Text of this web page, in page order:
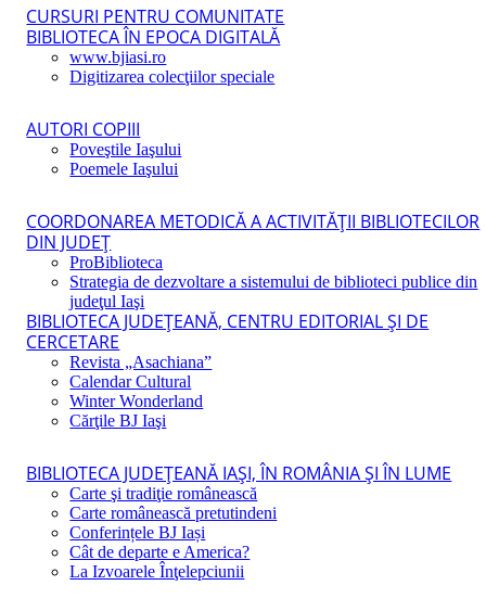
CURSURI PENTRU COMUNITATE
BIBLIOTECA ÎN EPOCA DIGITALĂ
www.bjiasi.ro
Digitizarea colecţiilor speciale
AUTORI COPIII
Poveştile Iaşului
Poemele Iaşului
COORDONAREA METODICĂ A ACTIVITĂŢII BIBLIOTECILOR
DIN JUDEŢ
ProBiblioteca
Strategia de dezvoltare a sistemului de biblioteci publice din
judeţul Iaşi
BIBLIOTECA JUDEŢEANĂ, CENTRU EDITORIAL ŞI DE
CERCETARE
Revista „Asachiana”
Calendar Cultural
Winter Wonderland
Cărţile BJ Iaşi
BIBLIOTECA JUDEŢEANĂ IAŞI, ÎN ROMÂNIA ŞI ÎN LUME
Carte şi tradiţie românească
Carte românească pretutindeni
Conferințele BJ Iași
Cât de departe e America?
La Izvoarele Înţelepciunii